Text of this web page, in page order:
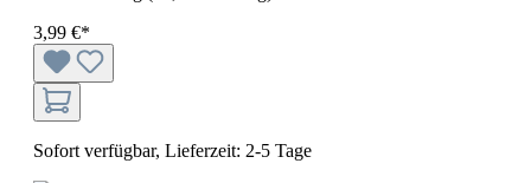
3,99 €*
Sofort verfügbar, Lieferzeit: 2-5 Tage